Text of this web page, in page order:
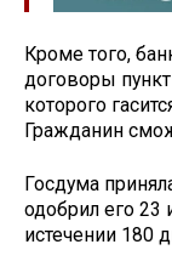
Кроме того,
договоры
которого
Гражданин
Госдума
одобрил его 23
истечении 180